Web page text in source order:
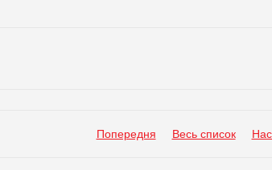
Попередня Весь список